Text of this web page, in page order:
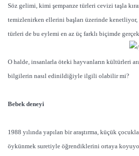
Söz gelimi, kimi şempanze türleri cevizi taşla
temizlenirken ellerini başları üzerinde kenetliyor,
türleri de bu eylemi en az üç farklı biçimde
O halde, insanlarla öteki hayvanların kültürleri
bilgilerin nasıl edinildiğiyle ilgili olabilir mi?
Bebek deneyi
1988 yılında yapılan bir araştırma, küçük
öykünmek suretiyle öğrendiklerini ortaya